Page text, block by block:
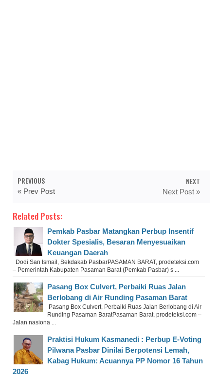
PREVIOUS
« Prev Post
NEXT
Next Post »
Related Posts:
Pemkab Pasbar Matangkan Perbup Insentif
Dokter Spesialis, Besaran Menyesuaikan
Keuangan Daerah
Dodi San Ismail, Sekdakab PasbarPASAMAN BARAT, prodeteksi.com
– Pemerintah Kabupaten Pasaman Barat (Pemkab Pasbar) s ...
Pasang Box Culvert, Perbaiki Ruas Jalan
Berlobang di Air Runding Pasaman Barat
Pasang Box Culvert, Perbaiki Ruas Jalan Berlobang di Air
Runding Pasaman BaratPasaman Barat, prodeteksi.com –
Jalan nasiona ...
Praktisi Hukum Kasmanedi : Perbup E-Voting
Pilwana Pasbar Dinilai Berpotensi Lemah,
Kabag Hukum: Acuannya PP Nomor 16 Tahun
2026